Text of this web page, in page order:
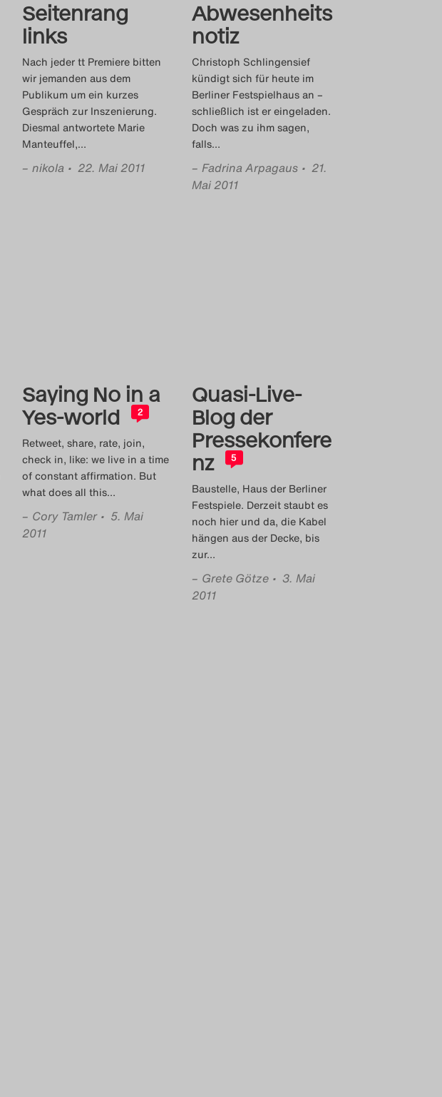
Seitenrang
links
Nach jeder tt Premiere bitten
wir jemanden aus dem
Publikum um ein kurzes
Gespräch zur Inszenierung.
Diesmal antwortete Marie
Manteuffel,…
– nikola • 22. Mai 2011
Abwesenheits
notiz
Christoph Schlingensief
kündigt sich für heute im
Berliner Festspielhaus an –
schließlich ist er eingeladen.
Doch was zu ihm sagen,
falls…
– Fadrina Arpagaus • 21.
Mai 2011
Saying No in a
Yes-world
2
Retweet, share, rate, join,
check in, like: we live in a time
of constant affirmation. But
what does all this…
– Cory Tamler • 5. Mai
2011
Quasi-Live-
Blog der
Pressekonfere
nz
5
Baustelle, Haus der Berliner
Festspiele. Derzeit staubt es
noch hier und da, die Kabel
hängen aus der Decke, bis
zur…
– Grete Götze • 3. Mai
2011